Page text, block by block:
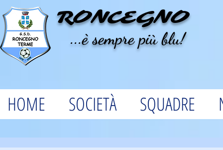
RONCEGNO
...è sempre più blu!
HOME SOCIETÀ SQUADRE